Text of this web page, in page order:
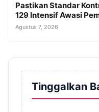
Pastikan Standar
129 Intensif Awasi
Agustus 7, 2026
Tinggalkan